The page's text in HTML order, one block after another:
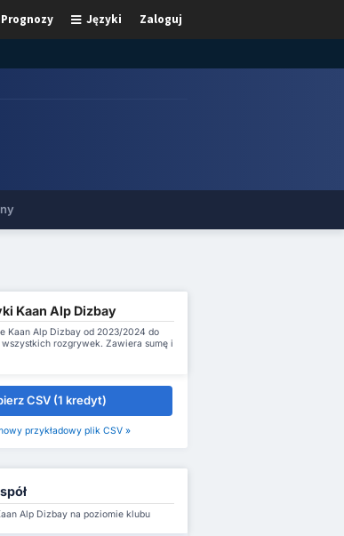
Zaloguj
Języki
Prognozy
Kaan Alp Dizbay
Kaan Alp Dizbay od 2023/2024 do
rozgrywek. Zawiera sumę i
CSV (1 kredyt)
przykładowy plik CSV »
Alp Dizbay na poziomie klubu